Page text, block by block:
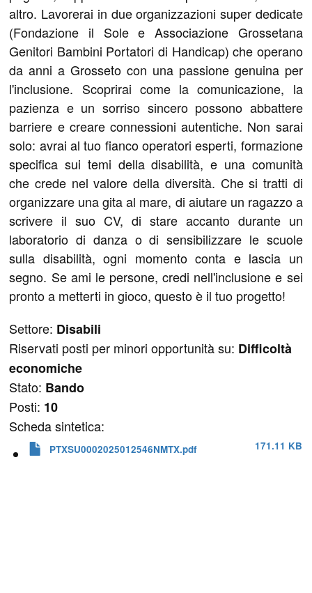
altro. Lavorerai in due organizzazioni super dedicate
(Fondazione il Sole e Associazione Grossetana
Genitori Bambini Portatori di Handicap) che operano
da anni a Grosseto con una passione genuina per
l'inclusione. Scoprirai come la comunicazione, la
pazienza e un sorriso sincero possono abbattere
barriere e creare connessioni autentiche. Non sarai
solo: avrai al tuo fianco operatori esperti, formazione
specifica sui temi della disabilità, e una comunità
che crede nel valore della diversità. Che si tratti di
organizzare una gita al mare, di aiutare un ragazzo a
scrivere il suo CV, di stare accanto durante un
laboratorio di danza o di sensibilizzare le scuole
sulla disabilità, ogni momento conta e lascia un
segno. Se ami le persone, credi nell'inclusione e sei
pronto a metterti in gioco, questo è il tuo progetto!
Settore: Disabili
Riservati posti per minori opportunità su: Difficoltà
economiche
Stato: Bando
Posti: 10
Scheda sintetica:
PTXSU0002025012546NMTX.pdf 171.11 KB